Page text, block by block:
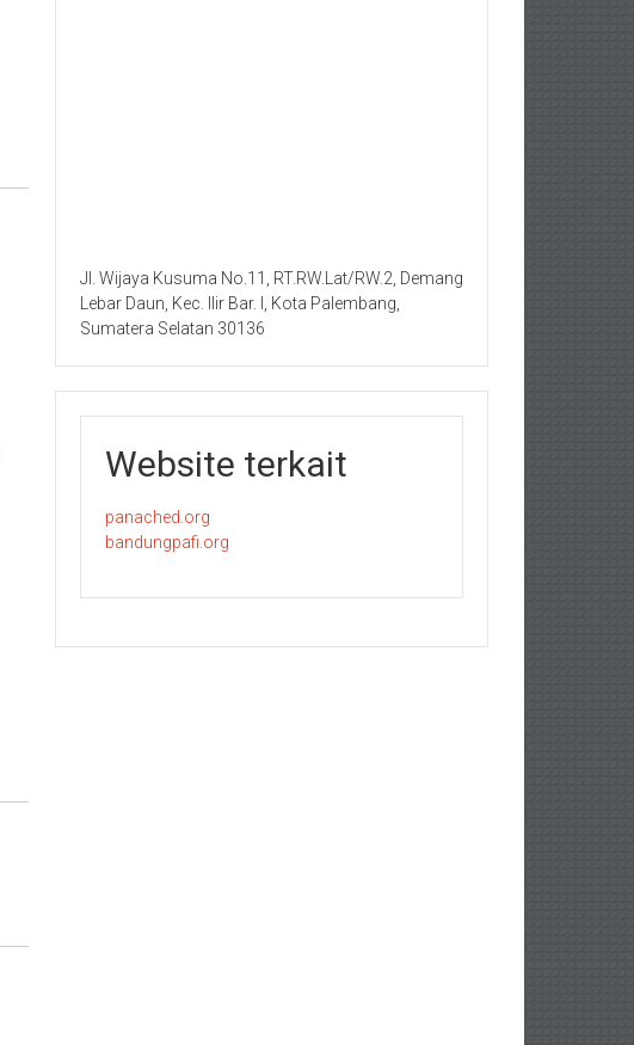
Jl. Wijaya Kusuma No.11, RT.RW.Lat/RW.2, Demang
Lebar Daun, Kec. Ilir Bar. I, Kota Palembang,
Sumatera Selatan 30136
Website terkait
panached.org
bandungpafi.org